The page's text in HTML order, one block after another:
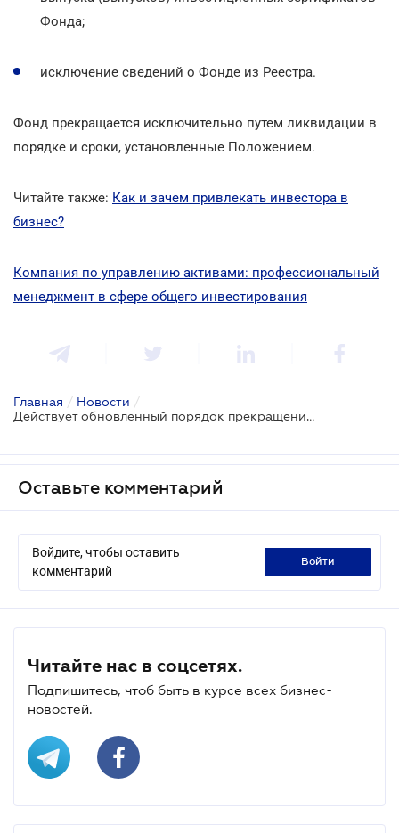
Фонда;
исключение сведений о Фонде из Реестра.
Фонд прекращается исключительно путем ликвидации в
порядке и сроки, установленные Положением.
Читайте также: Как и зачем привлекать инвестора в
бизнес?
Компания по управлению активами: профессиональный
менеджмент в сфере общего инвестирования
Главная / Новости /
Действует обновленный порядок прекращения паевого инвестиционного фонда
Оставьте комментарий
Войдите, чтобы оставить
комментарий
войти
Читайте нас в соцсетях.
Подпишитесь, чтоб быть в курсе всех бизнес-
новостей.